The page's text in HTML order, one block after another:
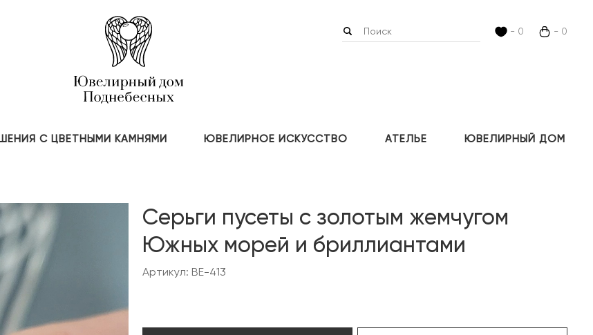
- 0 - 0
С ЦВЕТНЫМИ КАМНЯМИ ЮВЕЛИРНОЕ ИСКУССТВО АТЕЛЬЕ ЮВЕЛИРНЫЙ ДОМ
Серьги пусеты с золотым жемчугом
Южных морей и бриллиантами
Артикул: BE-413